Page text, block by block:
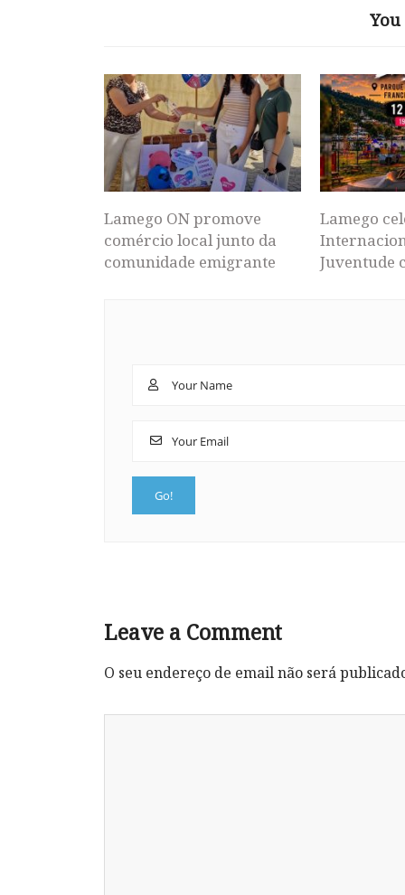
Lamego ON promove
comércio local junto da
comunidade emigrante
Lamego
Juventude
Leave a Comment
O seu endereço de email não será